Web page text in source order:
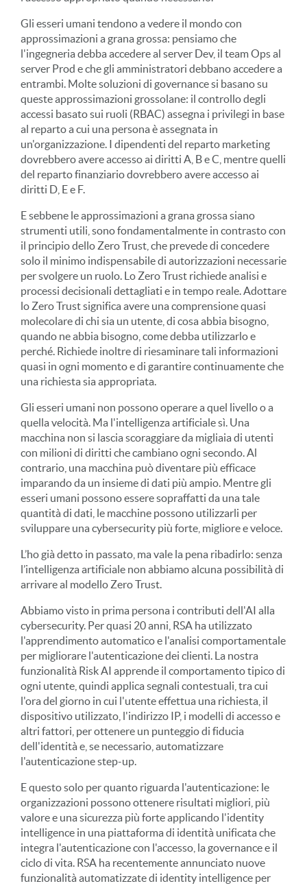
Gli esseri umani tendono a vedere il mondo con
approssimazioni a grana grossa: pensiamo che
l'ingegneria debba accedere al server Dev, il team Ops al
server Prod e che gli amministratori debbano accedere a
entrambi. Molte soluzioni di governance si basano su
queste approssimazioni grossolane: il controllo degli
accessi basato sui ruoli (RBAC) assegna i privilegi in base
al reparto a cui una persona è assegnata in
un'organizzazione. I dipendenti del reparto marketing
dovrebbero avere accesso ai diritti A, B e C, mentre quelli
del reparto finanziario dovrebbero avere accesso ai
diritti D, E e F.
E sebbene le approssimazioni a grana grossa siano
strumenti utili, sono fondamentalmente in contrasto con
il principio dello Zero Trust, che prevede di concedere
solo il minimo indispensabile di autorizzazioni necessarie
per svolgere un ruolo. Lo Zero Trust richiede analisi e
processi decisionali dettagliati e in tempo reale. Adottare
lo Zero Trust significa avere una comprensione quasi
molecolare di chi sia un utente, di cosa abbia bisogno,
quando ne abbia bisogno, come debba utilizzarlo e
perché. Richiede inoltre di riesaminare tali informazioni
quasi in ogni momento e di garantire continuamente che
una richiesta sia appropriata.
Gli esseri umani non possono operare a quel livello o a
quella velocità. Ma l'intelligenza artificiale sì. Una
macchina non si lascia scoraggiare da migliaia di utenti
con milioni di diritti che cambiano ogni secondo. Al
contrario, una macchina può diventare più efficace
imparando da un insieme di dati più ampio. Mentre gli
esseri umani possono essere sopraffatti da una tale
quantità di dati, le macchine possono utilizzarli per
sviluppare una cybersecurity più forte, migliore e veloce.
L’ho già detto in passato, ma vale la pena ribadirlo: senza
l’intelligenza artificiale non abbiamo alcuna possibilità di
arrivare al modello Zero Trust.
Abbiamo visto in prima persona i contributi dell'AI alla
cybersecurity. Per quasi 20 anni, RSA ha utilizzato
l'apprendimento automatico e l'analisi comportamentale
per migliorare l'autenticazione dei clienti. La nostra
funzionalità Risk AI apprende il comportamento tipico di
ogni utente, quindi applica segnali contestuali, tra cui
l'ora del giorno in cui l'utente effettua una richiesta, il
dispositivo utilizzato, l'indirizzo IP, i modelli di accesso e
altri fattori, per ottenere un punteggio di fiducia
dell'identità e, se necessario, automatizzare
l'autenticazione step-up.
E questo solo per quanto riguarda l'autenticazione: le
organizzazioni possono ottenere risultati migliori, più
valore e una sicurezza più forte applicando l'identity
intelligence in una piattaforma di identità unificata che
integra l'autenticazione con l'accesso, la governance e il
ciclo di vita. RSA ha recentemente annunciato nuove
funzionalità automatizzate di identity intelligence per